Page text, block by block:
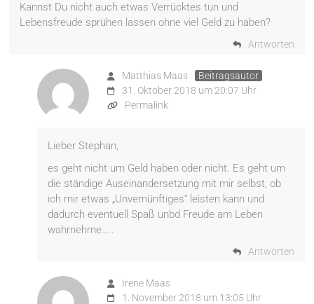
Kannst Du nicht auch etwas Verrücktes tun und
Lebensfreude sprühen lassen ohne viel Geld zu haben?
Antworten
Matthias Maas
Beitragsautor
31. Oktober 2018 um 20:07 Uhr
Permalink
Lieber Stephan,
es geht nicht um Geld haben oder nicht. Es geht um
die ständige Auseinandersetzung mit mir selbst, ob
ich mir etwas „Unvernünftiges“ leisten kann und
dadurch eventuell Spaß unbd Freude am Leben
wahrnehme…..
Antworten
Irene Maas
1. November 2018 um 13:05 Uhr